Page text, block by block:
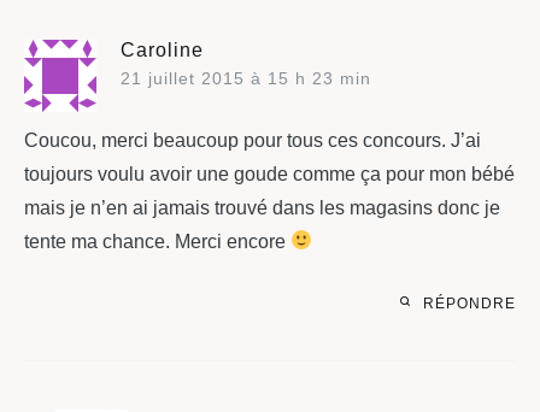
Caroline
21 juillet 2015 à 15 h 23 min
Coucou, merci beaucoup pour tous ces concours. J’ai
toujours voulu avoir une goude comme ça pour mon bébé
mais je n’en ai jamais trouvé dans les magasins donc je
tente ma chance. Merci encore
RÉPONDRE